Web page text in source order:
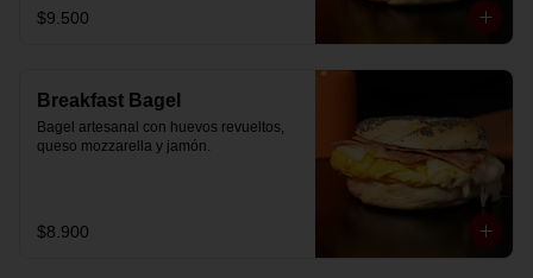
$9.500
Breakfast Bagel
Bagel artesanal con huevos revueltos,
queso mozzarella y jamón.
$8.900